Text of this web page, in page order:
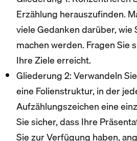
Erzählung herauszufinden.
viele Gedanken darüber, wie
machen werden. Fragen Sie
Ihre Ziele erreicht.
Gliederung 2: Verwandeln
eine Folienstruktur, in der
Aufzählungszeichen eine
Sie sicher, dass Ihre
Sie zur Verfügung haben,